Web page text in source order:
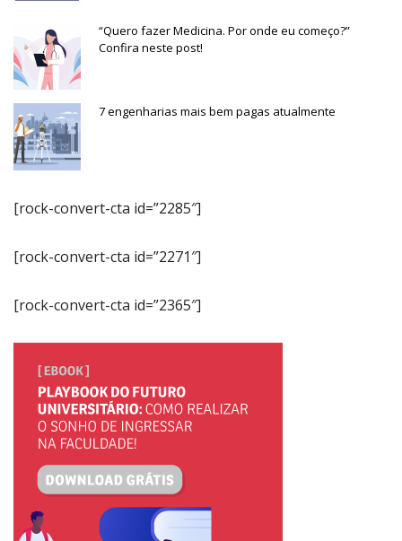
“Quero fazer Medicina. Por onde eu começo?”
Confira neste post!
7 engenharias mais bem pagas atualmente
[rock-convert-cta id=”2285″]
[rock-convert-cta id=”2271″]
[rock-convert-cta id=”2365″]